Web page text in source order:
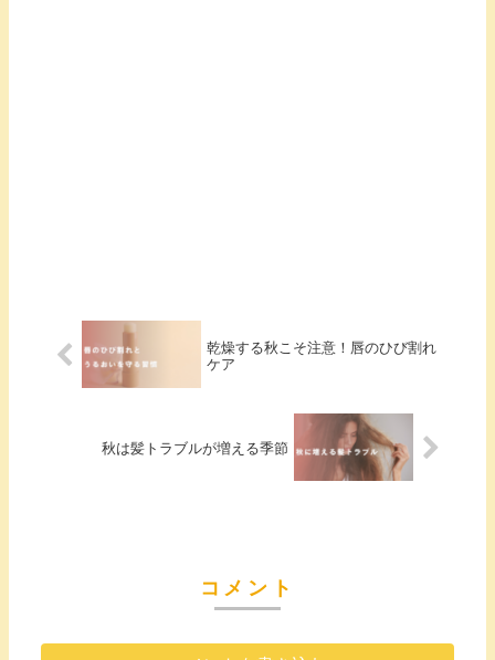
乾燥する秋こそ注意！唇のひび割れ
ケア
秋は髪トラブルが増える季節
コメント